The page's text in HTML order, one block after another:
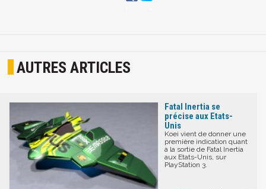
AUTRES ARTICLES
Fatal Inertia se
précise aux Etats-
Unis
Koei vient de donner une
première indication quant
à la sortie de Fatal Inertia
aux Etats-Unis, sur
PlayStation 3.